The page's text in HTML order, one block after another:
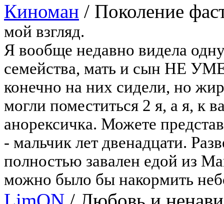
Киноман / Поколение
мой взгляд.
Я вообще недавно видела
семейства, мать и сын НЕ
конечно на них сидели, но
могли поместиться 2 я, а я, к
анорексичка. Можете
- мальчик лет двенадцати.
полностью завален едой из
можно было бы накормить